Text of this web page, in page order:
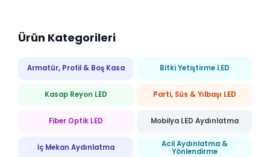
Ürün Kategorileri
Armatür, Profil & Boş Kasa Bitki Yetiştirme LED
Kasap Reyon LED Parti, Süs & Yılbaşı LED
Fiber Optik LED Mobilya LED Aydınlatma
İç Mekan Aydınlatma
Acil Aydınlatma &
Yönlendirme